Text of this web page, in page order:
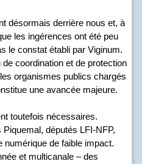
désormais derrière nous et, à
les ingérences ont été peu
le constat établi par Viginum.
coordination et de protection
organismes publics chargés
une avancée majeure.
toutefois nécessaires.
députés LFI-NFP,
numérique de faible impact.
et multicanale – des